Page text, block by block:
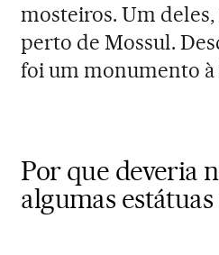
mosteiros. Um
perto de Mossul.
foi um monumento à
Por que deveria
algumas